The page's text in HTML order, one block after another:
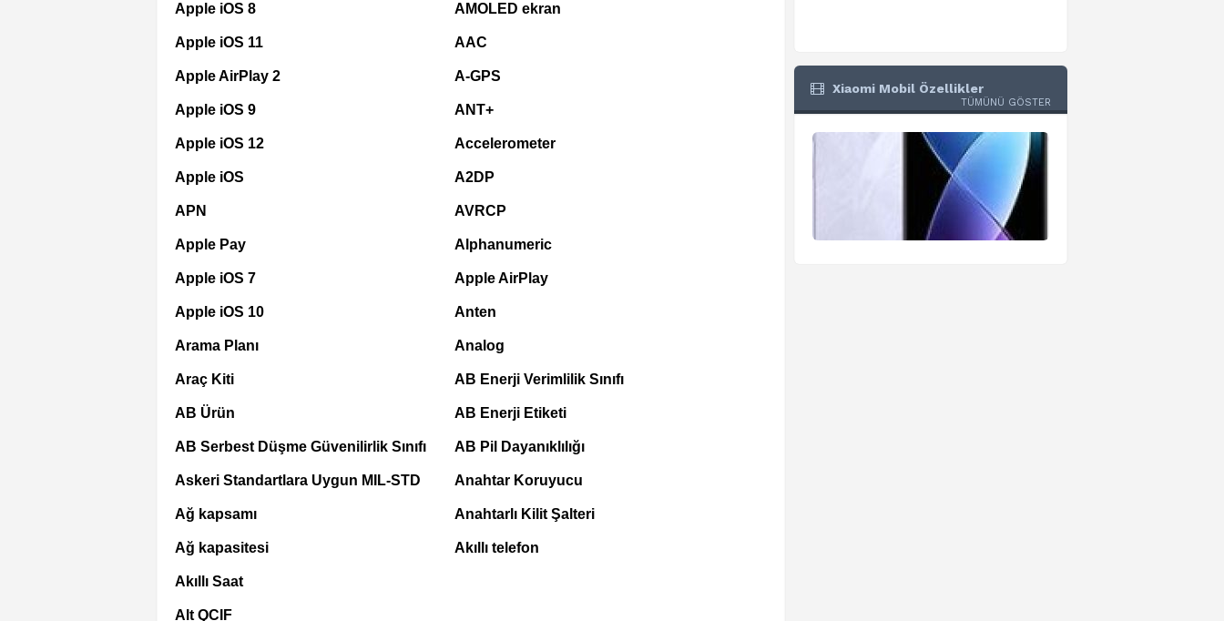
Apple iOS 8
Apple iOS 11
Apple AirPlay 2
Apple iOS 9
Apple iOS 12
Apple iOS
APN
Apple Pay
Apple iOS 7
Apple iOS 10
Arama Planı
Araç Kiti
AB Ürün
AB Serbest Düşme Güvenilirlik Sınıfı
Askeri Standartlara Uygun MIL-STD
Ağ kapsamı
Ağ kapasitesi
Akıllı Saat
Alt QCIF
AMOLED ekran
AAC
A-GPS
ANT+
Accelerometer
A2DP
AVRCP
Alphanumeric
Apple AirPlay
Anten
Analog
AB Enerji Verimlilik Sınıfı
AB Enerji Etiketi
AB Pil Dayanıklılığı
Anahtar Koruyucu
Anahtarlı Kilit Şalteri
Akıllı telefon
Xiaomi Mobil Özellikler
TÜMÜNÜ GÖSTER